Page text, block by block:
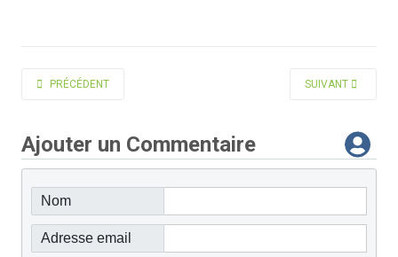
ARTICLE PRÉCÉDENT : ROGNON FRANÇOIS VICTOR
PRÉCÉDENT ARTICLE SUIVANT
SUIVANT
Ajouter un Commentaire
Nom
Adresse email